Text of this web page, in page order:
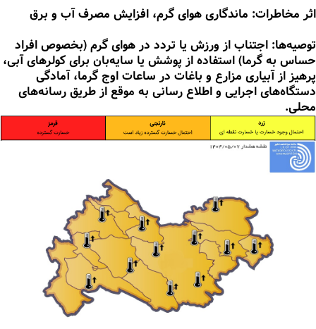
اثر مخاطرات: ماندگاری هوای گرم، افزایش مصرف آب و برق
توصیه‌ها: اجتناب از ورزش یا تردد در هوای گرم (بخصوص افراد
حساس به گرما) استفاده از پوشش یا سایه‌بان برای کولرهای آبی،
پرهیز از آبیاری مزارع و باغات در ساعات اوج گرما، آمادگی
دستگاه‌های اجرایی و اطلاع رسانی به موقع از طریق رسانه‌های
محلی.